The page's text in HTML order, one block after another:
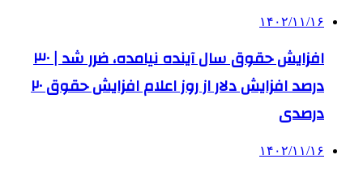
۱۴۰۲/۱۱/۱۶
افزایش حقوق سال آینده نیامده، ضرر شد | ۳۰
درصد افزایش دلار از روز اعلام افزایش حقوق ۲۰
درصدی
۱۴۰۲/۱۱/۱۶